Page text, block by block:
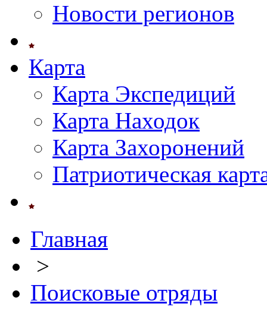
Новости регионов
Карта
Карта Экспедиций
Карта Находок
Карта Захоронений
Патриотическая
Главная
>
Поисковые отряды